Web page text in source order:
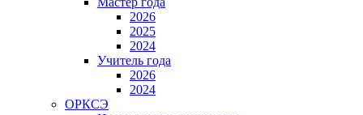
2026
2025
2024
Учитель года
2026
2024
ОРКСЭ